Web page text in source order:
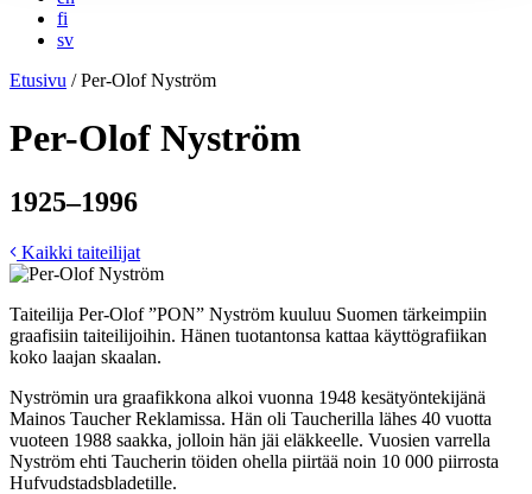
fi
sv
Etusivu /Per-Olof Nyström
Per-Olof Nyström
1925–1996
Kaikki taiteilijat
Taiteilija Per-Olof ”PON” Nyström kuuluu Suomen tärkeimpiin
graafisiin taiteilijoihin. Hänen tuotantonsa kattaa käyttögrafiikan
koko laajan skaalan.
Nyströmin ura graafikkona alkoi vuonna 1948 kesätyöntekijänä
Mainos Taucher Reklamissa. Hän oli Taucherilla lähes 40 vuotta
vuoteen 1988 saakka, jolloin hän jäi eläkkeelle. Vuosien varrella
Nyström ehti Taucherin töiden ohella piirtää noin 10 000 piirrosta
Hufvudstadsbladetille.